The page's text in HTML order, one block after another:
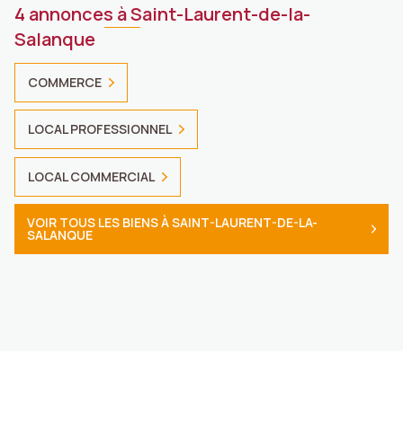
4 annonces à Saint-Laurent-de-la-
Salanque
COMMERCE
LOCAL PROFESSIONNEL
LOCAL COMMERCIAL
VOIR TOUS LES BIENS À SAINT-LAURENT-DE-LA-
SALANQUE